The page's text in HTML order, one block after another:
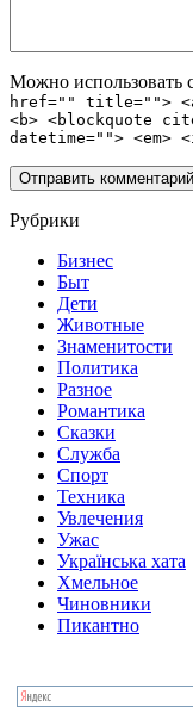
Можно использовать
href="" title="">
<b> <blockquote
datetime="">
Рубрики
Бизнес
Быт
Дети
Животные
Знаменитости
Политика
Разное
Романтика
Сказки
Служба
Спорт
Техника
Увлечения
Ужас
Українська хата
Хмельное
Чиновники
Пикантно